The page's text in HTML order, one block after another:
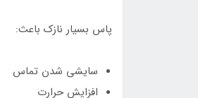
پاس بسیار نازک باعث:
سایشی شدن تماس
افزایش حرارت